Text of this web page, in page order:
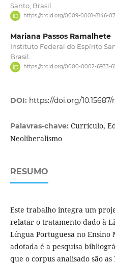
Santo, Brasil.
https://orcid.org/0009-0001-8146-
Mariana Passos Ramalhete
Instituto Federal do Espírito
Brasil.
https://orcid.org/0000-0002-6933-
DOI: https://doi.org/10.15687/
Palavras-chave: Currículo,
Neoliberalismo
RESUMO
Este trabalho integra um
relatar o tratamento dado à
Língua Portuguesa no Ensino
adotada é a pesquisa
que o corpus analisado são